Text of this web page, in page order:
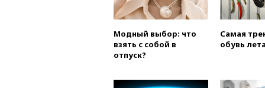
Модный выбор: что
взять с собой в
отпуск?
Самая
обувь